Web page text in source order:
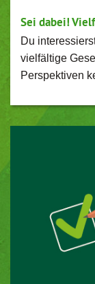
Sei dabei!
Du
vielfältige
Perspektiven